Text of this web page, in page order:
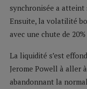
synchronisée a atteint
Ensuite, la volatilité
avec une chute de
La liquidité s’est
Jerome Powell à aller
abandonnant la